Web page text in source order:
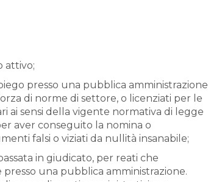
attivo;
presso una pubblica amministrazione
di norme di settore, o licenziati per le
ai sensi della vigente normativa di legge
aver conseguito la nomina o
falsi o viziati da nullità insanabile;
in giudicato, per reati che
una pubblica amministrazione.